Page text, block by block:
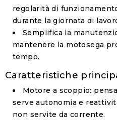
regolarità di
durante la giornata di
Semplifica la
mantenere la motosega
tempo.
Caratteristiche
Motore a scoppio:
serve autonomia e
non servite da corrente.